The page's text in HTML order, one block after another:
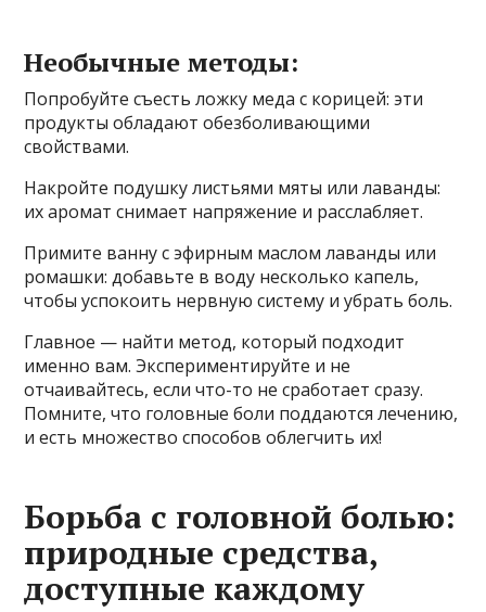
Необычные методы:
Попробуйте съесть ложку меда с корицей: эти
продукты обладают обезболивающими
свойствами.
Накройте подушку листьями мяты или лаванды:
их аромат снимает напряжение и расслабляет.
Примите ванну с эфирным маслом лаванды или
ромашки: добавьте в воду несколько капель,
чтобы успокоить нервную систему и убрать боль.
Главное — найти метод, который подходит
именно вам. Экспериментируйте и не
отчаивайтесь, если что-то не сработает сразу.
Помните, что головные боли поддаются лечению,
и есть множество способов облегчить их!
Борьба с головной болью:
природные средства,
доступные каждому